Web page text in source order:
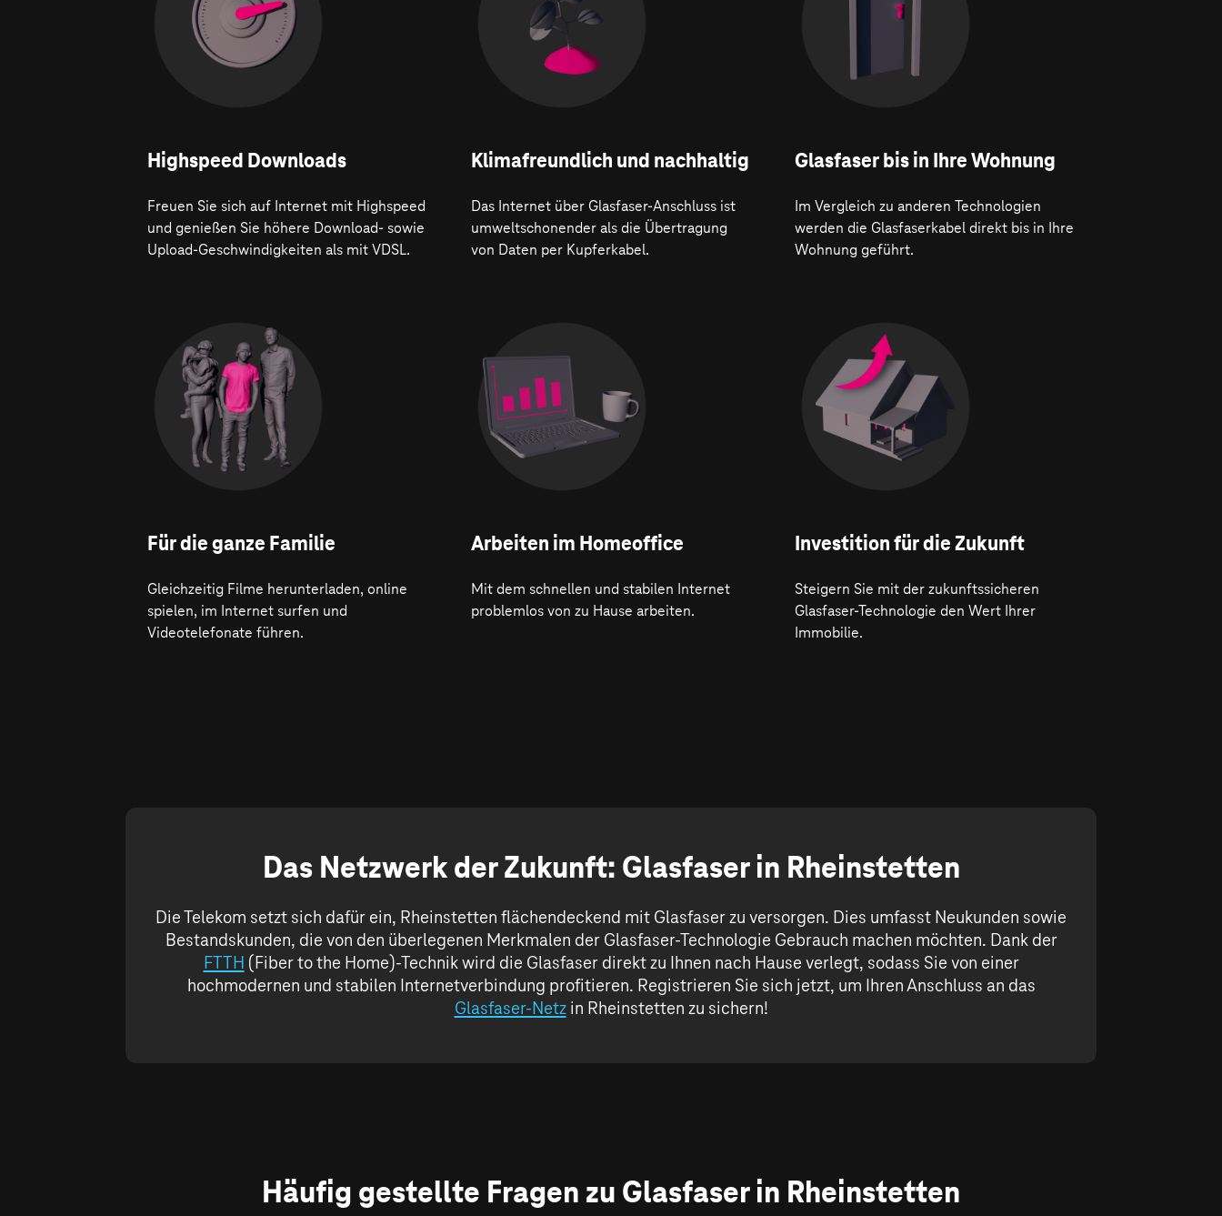
Highspeed Downloads
Freuen Sie sich auf Internet mit Highspeed
und genießen Sie höhere Download- sowie
Upload-Geschwindigkeiten als mit VDSL.
Klima­freundlich und nachhaltig
Das Internet über Glasfaser-Anschluss ist
umweltschonender als die Übertragung
von Daten per Kupferkabel.
Glasfaser bis in Ihre Wohnung
Im Vergleich zu anderen Technologien
werden die Glasfaserkabel direkt bis in Ihre
Wohnung geführt.
Für die ganze Familie
Gleichzeitig Filme herunterladen, online
spielen, im Internet surfen und
Videotelefonate führen.
Arbeiten im Homeoffice
Mit dem schnellen und stabilen Internet
problemlos von zu Hause arbeiten.
Investition für die Zukunft
Steigern Sie mit der zukunftssicheren
Glasfaser-Technologie den Wert Ihrer
Immobilie.
Das Netzwerk der Zukunft: Glasfaser in Rheinstetten
Die Telekom setzt sich dafür ein, Rheinstetten flächendeckend mit Glasfaser zu versorgen. Dies umfasst Neukunden sowie
Bestandskunden, die von den überlegenen Merkmalen der Glasfaser-Technologie Gebrauch machen möchten. Dank der
FTTH (Fiber to the Home)-Technik wird die Glasfaser direkt zu Ihnen nach Hause verlegt, sodass Sie von einer
hochmodernen und stabilen Internetverbindung profitieren. Registrieren Sie sich jetzt, um Ihren Anschluss an das
Glasfaser-Netzin Rheinstetten zu sichern!
Häufig gestellte Fragen zu Glasfaser in Rheinstetten